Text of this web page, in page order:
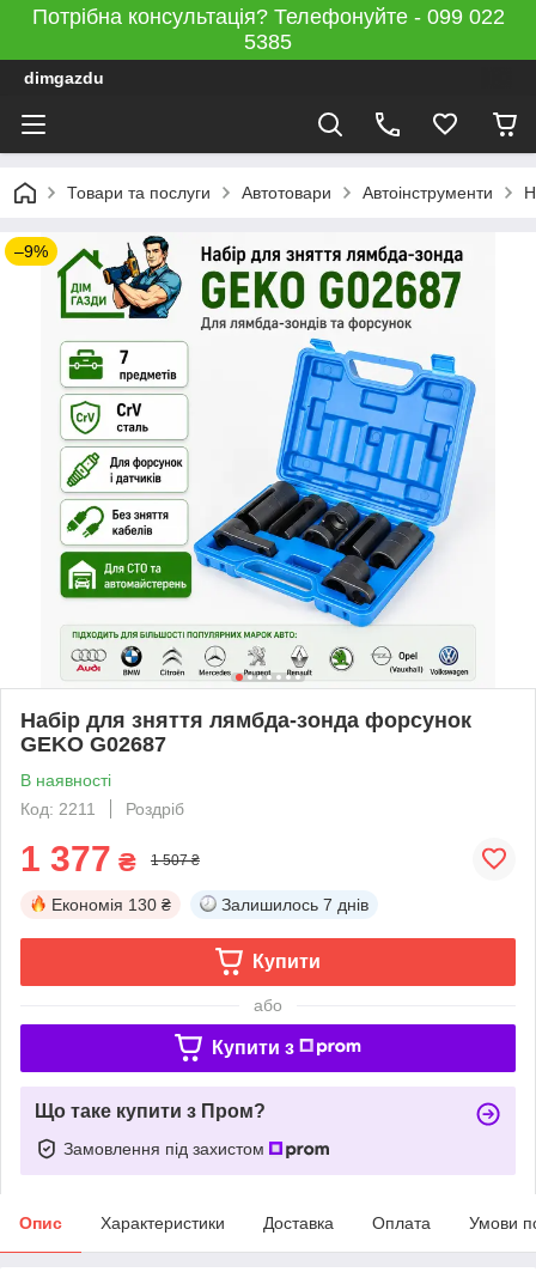
Потрібна консультація? Телефонуйте - 099 022
5385
dimgazdu
Товари та послуги Автотовари Автоінструменти
–9%
Набір для зняття лямбда-зонда форсунок
GEKO G02687
В наявності
Код: 2211
Роздріб
1 377 ₴ 1 507 ₴
Економія 130 ₴ Залишилось 7 днів
Купити
або
Купити з
Що таке купити з Пром?
Замовлення під захистом
Опис Характеристики Доставка Оплата Умови